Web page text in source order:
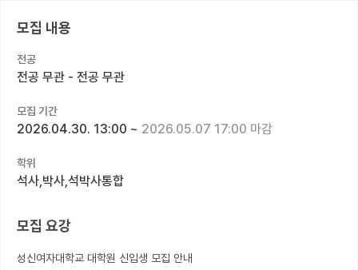
전공별 모집 정보
국내대학원 정보
연구실&오픈랩
커리어
모집 내용
전공
전공 무관 - 전공 무관
모집 기간
2026.04.30. 13:00 ~ 2026.05.07 17:00 마감
학위
석사,박사,석박사통합
모집 요강
성신여자대학교 대학원 신입생 모집 안내